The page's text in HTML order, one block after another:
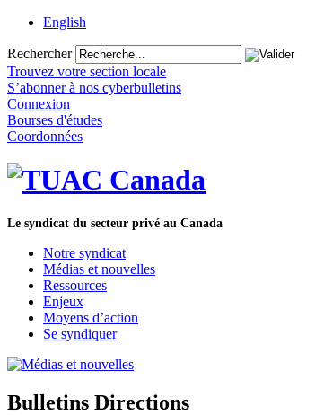
English
Rechercher
Trouvez votre section locale
S’abonner à nos cyberbulletins
Connexion
Bourses d'études
Coordonnées
Le syndicat du secteur privé au Canada
Notre syndicat
Médias et nouvelles
Ressources
Enjeux
Moyens d’action
Se syndiquer
Bulletins Directions